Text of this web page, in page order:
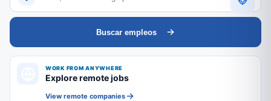
Buscar empleos
WORK FROM ANYWHERE
Explore remote jobs
View remote companies